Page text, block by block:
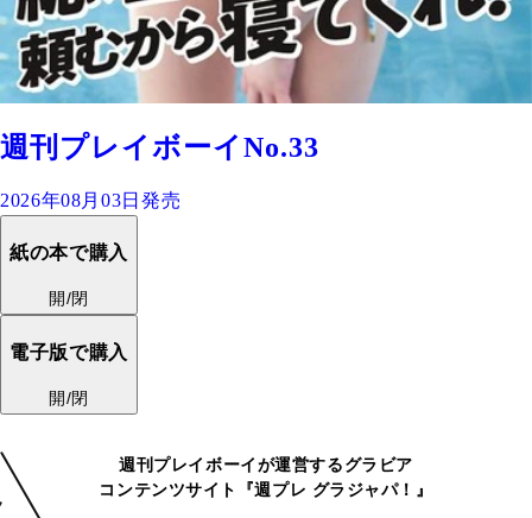
週刊プレイボーイNo.33
2026年08月03日発売
紙の本で購入
開/閉
電子版で購入
開/閉
週刊プレイボーイが運営するグラビア
コンテンツサイト『週プレ グラジャパ！』